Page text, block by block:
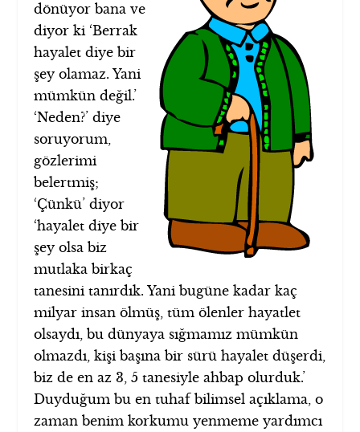
dönüyor bana ve
diyor ki ‘Berrak
hayalet diye bir
şey olamaz. Yani
mümkün değil.’
‘Neden?’ diye
soruyorum,
gözlerimi
belertmiş;
‘Çünkü’ diyor
‘hayalet diye bir
şey olsa biz
mutlaka birkaç
tanesini tanırdık. Yani bugüne kadar kaç
milyar insan ölmüş, tüm ölenler hayatlet
olsaydı, bu dünyaya sığmamız mümkün
olmazdı, kişi başına bir sürü hayalet düşerdi,
biz de en az 3, 5 tanesiyle ahbap olurduk.’
Duyduğum bu en tuhaf bilimsel açıklama, o
zaman benim korkumu yenmeme yardımcı